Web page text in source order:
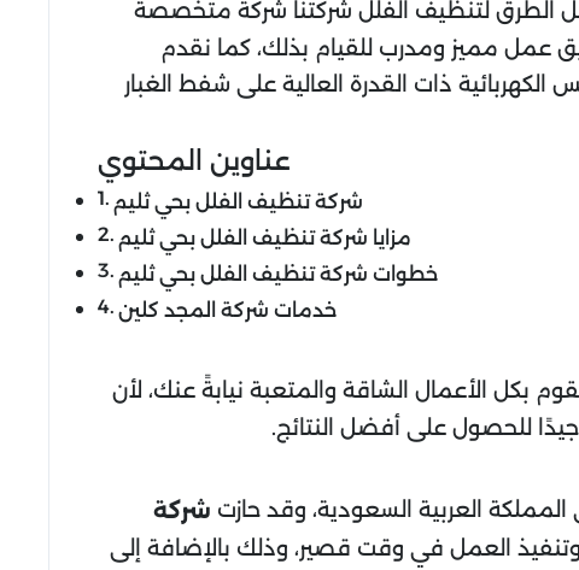
الطرق لتنظيف الفلل شركتنا شركة متخصصة
عمل مميز ومدرب للقيام بذلك، كما نقدم
ذات القدرة العالية على شفط الغبار
عناوين المحتوي
شركة تنظيف الفلل بحي ثليم
مزايا شركة تنظيف الفلل بحي ثليم
خطوات شركة تنظيف الفلل بحي ثليم
خدمات شركة المجد كلين
بكل الأعمال الشاقة والمتعبة نيابةً عنك، لأن
للحصول على أفضل النتائج.
العربية السعودية، وقد حازت شركة
العمل في وقت قصير، وذلك بالإضافة إلى